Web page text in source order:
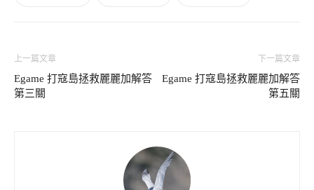
上一篇文章
Egame 打寇島拯救麗麗加解答
第三關
下一篇文章
Egame 打寇島拯救麗麗加解答
第五關